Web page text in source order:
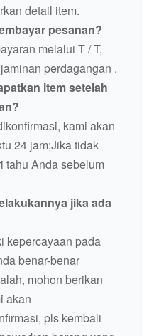
detail item.
pesanan?
melalui T / T,
perdagangan .
item setelah
kami akan
24 jam;Jika tidak
tahu Anda sebelum
jika ada
kepercayaan pada
benar-benar
mohon berikan
akan
pls kembali